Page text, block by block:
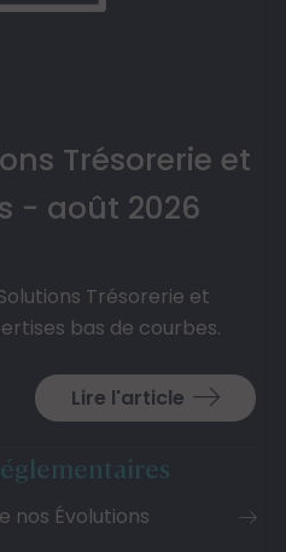
Trésorerie et
- août 2026
Trésorerie et
bas de courbes.
Lire l'article
nos Évolutions